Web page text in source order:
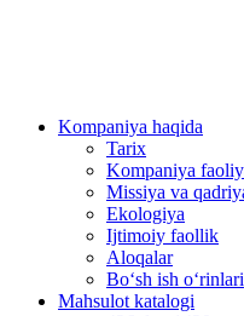
Kompaniya haqida
Tarix
Kompaniya
Missiya va
Ekologiya
Ijtimoiy faollik
Aloqalar
Bo‘sh ish o‘rinlari
Mahsulot katalogi